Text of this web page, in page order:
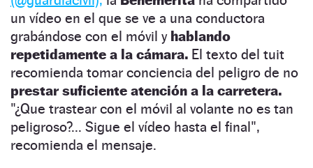
un vídeo en el que se ve a una conductora
grabándose con el móvil y hablando
repetidamente a la cámara. El texto del tuit
recomienda tomar conciencia del peligro de no
prestar suficiente atención a la carretera.
"¿Que trastear con el móvil al volante no es tan
peligroso?... Sigue el vídeo hasta el final",
recomienda el mensaje.